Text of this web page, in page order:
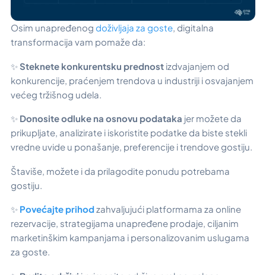
Osim unapređenog doživljaja za goste, digitalna
transformacija vam pomaže da:
✨Steknete konkurentsku prednost izdvajanjem od
konkurencije, praćenjem trendova u industriji i osvajanjem
većeg tržišnog udela.
✨ Donosite odluke na osnovu podataka jer možete da
prikupljate, analizirate i iskoristite podatke da biste stekli
vredne uvide u ponašanje, preferencije i trendove gostiju.
Štaviše, možete i da prilagodite ponudu potrebama
gostiju.
✨ Povećajte prihodzahvaljujući platformama za online
rezervacije, strategijama unapređene prodaje, ciljanim
marketinškim kampanjama i personalizovanim uslugama
za goste.